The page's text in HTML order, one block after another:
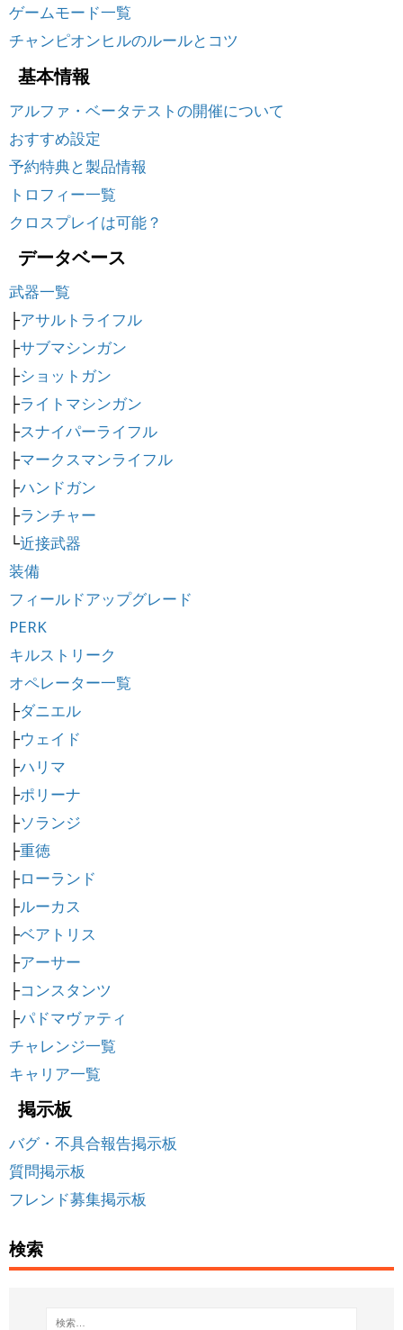
ゲームモード一覧
チャンピオンヒルのルールとコツ
基本情報
アルファ・ベータテストの開催について
おすすめ設定
予約特典と製品情報
トロフィー一覧
クロスプレイは可能？
データベース
武器一覧
├アサルトライフル
├サブマシンガン
├ショットガン
├ライトマシンガン
├スナイパーライフル
├マークスマンライフル
├ハンドガン
├ランチャー
└近接武器
装備
フィールドアップグレード
PERK
キルストリーク
オペレーター一覧
├ダニエル
├ウェイド
├ハリマ
├ポリーナ
├ソランジ
├重徳
├ローランド
├ルーカス
├ベアトリス
├アーサー
├コンスタンツ
├パドマヴァティ
チャレンジ一覧
キャリア一覧
掲示板
バグ・不具合報告掲示板
質問掲示板
フレンド募集掲示板
検索